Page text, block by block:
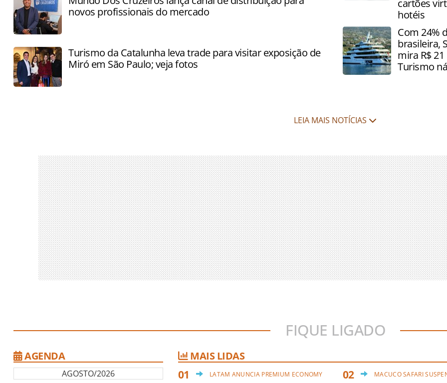
novos profissionais do mercado
Turismo da Catalunha leva trade para visitar exposição de
Miró em São Paulo; veja fotos
cartões
hotéis
Com 24%
brasileira,
mira R$
Turismo
LEIA MAIS NOTÍCIAS
FIQUE LIGADO
AGENDA
AGOSTO/2026
MAIS LIDAS
LATAM ANUNCIA PREMIUM ECONOMY
MACUCO SAFARI